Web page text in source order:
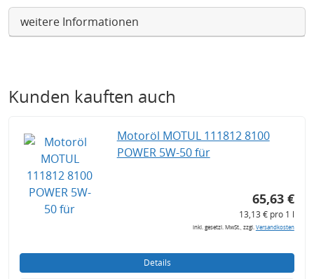
weitere Informationen
Kunden kauften auch
Motoröl MOTUL 111812 8100
POWER 5W-50 für
65,63 €
13,13 € pro 1 l
inkl. gesetzl. MwSt., zzgl.Versandkosten
Details